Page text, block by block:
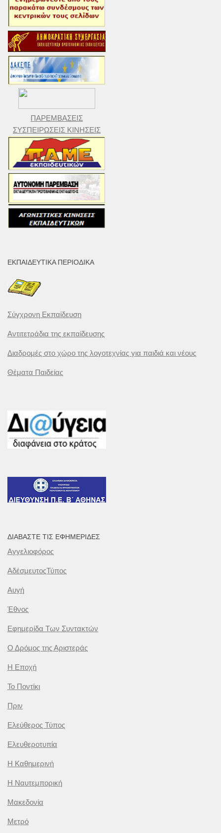
ΠΑΡΕΜΒΑΣΕΙΣ
ΣΥΣΠΕΙΡΩΣΕΙΣ ΚΙΝΗΣΕΙΣ
ΕΚΠΑΙΔΕΥΤΙΚΆ ΠΕΡΙΟΔΙΚΆ
Σύγχρονη Εκπαίδευση
Αντιτετράδια της εκπαίδευσης
Διαδρομές στο χώρο της λογοτεχνίας για παιδιά και νέους
Θέματα Παιδείας
ΔΙΑΒΆΣΤΕ ΤΙΣ ΕΦΗΜΕΡΊΔΕΣ
Αγγελιοφόρος
ΑδέσμευτοςΤύπος
Αυγή
Έθνος
Εφημερίδα Των Συντακτών
Ο Δρόμος της Αριστεράς
Η Εποχή
Το Ποντίκι
Πριν
Ελεύθερος Τύπος
Ελευθεροτυπία
Η Καθημερινή
Η Ναυτεμπορική
Μακεδονία
Μετρό